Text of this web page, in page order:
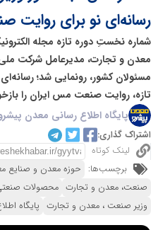
رسانه‌ای نو برای
شماره نخستِ دوره تازه مجله
معدن و تجارت، مدیرعامل شرکت
مسئولان کشور، رونمایی شد؛
تازه، روایت صنعت مس ایران را
پایگاه اطلاع رسانی معدن
اشتراک گذاری:
لینک کوتاه
برچسب‌ها: حوزه معدن و صنایع
صنعت، معدن و تجارت محصولات
وزیر صنعت ، معدن و تجارت پایگاه